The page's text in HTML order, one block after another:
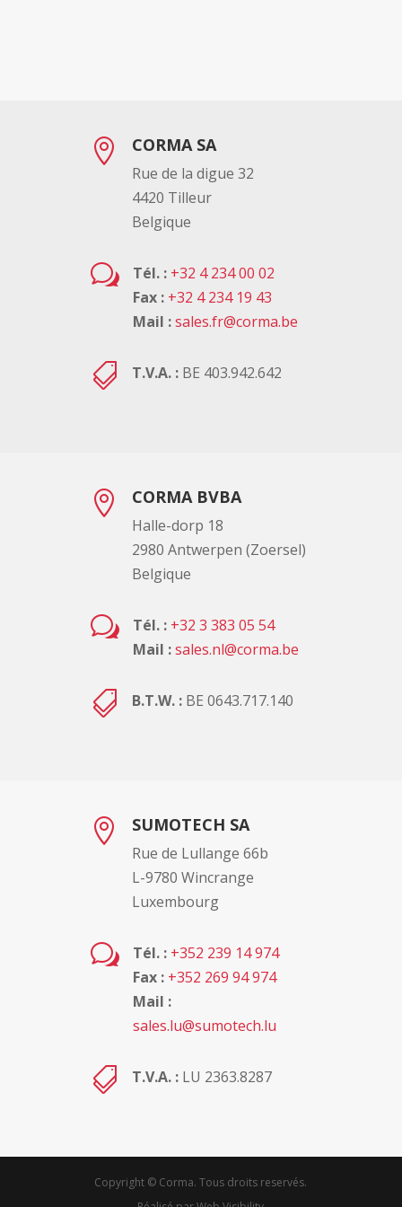
 CORMA SA
Rue de la digue 32
4420 Tilleur
Belgique
w Tél. : +32 4 234 00 02
Fax : +32 4 234 19 43
Mail :sales.fr@corma.be
 T.V.A. : BE 403.942.642
 CORMA BVBA
Halle-dorp 18
2980 Antwerpen (Zoersel)
Belgique
w Tél. : +32 3 383 05 54
Mail :sales.nl@corma.be
 B.T.W. : BE 0643.717.140
 SUMOTECH SA
Rue de Lullange 66b
L-9780 Wincrange
Luxembourg
w Tél. : +352 239 14 974
Fax : +352 269 94 974
Mail :
sales.lu@sumotech.lu
 T.V.A. : LU 2363.8287
Copyright © Corma. Tous droits reservés.